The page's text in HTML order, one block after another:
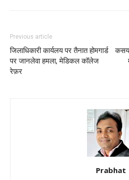
Previous article
जिलाधिकारी कार्यलय पर तैनात होमगार्ड
पर जानलेवा हमला, मेडिकल कॉलेज
रेफ़र
Prabhat